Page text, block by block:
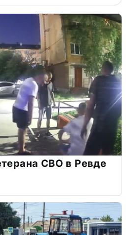
СВО в Ревде